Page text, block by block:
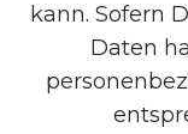
kann. Sofern
Daten